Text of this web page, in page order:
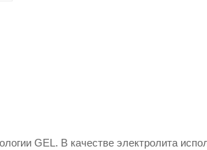
GEL. В качестве электролита